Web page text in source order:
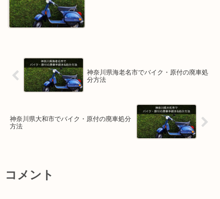
神奈川県海老名市でバイク・原付の廃車処
分方法
神奈川県大和市でバイク・原付の廃車処分
方法
コメント